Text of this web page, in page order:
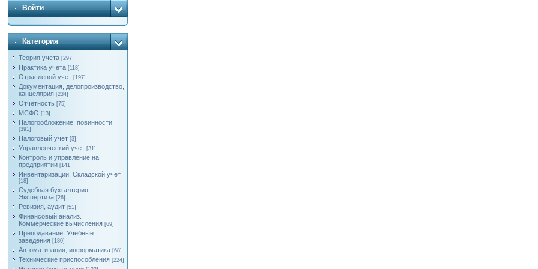
Войти
Категория
Теория учета [297]
Практика учета [118]
Отраслевой учет [197]
Документация, делопроизводство,
канцелярия [234]
Отчетность [75]
МСФО [13]
Налогообложение, повинности
[391]
Налоговый учет [3]
Управленческий учет [31]
Контроль и управление на
предприятии [141]
Инвентаризации. Складской учет
[18]
Судебная бухгалтерия.
Экспертиза [26]
Ревизия, аудит [51]
Финансовый анализ.
Коммерческие вычисления [69]
Преподавание. Учебные
заведения [180]
Автоматизация, информатика [68]
Технические приспособления [224]